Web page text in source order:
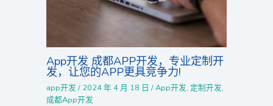
App开发 成都APP开发，专业定制开
发，让您的APP更具竞争力!
app开发 / 2024 年 4 月 18 日/App开发, 定制开发,
成都App开发